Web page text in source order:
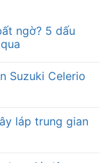
ngờ? 5 dấu
Suzuki Celerio
láp trung gian